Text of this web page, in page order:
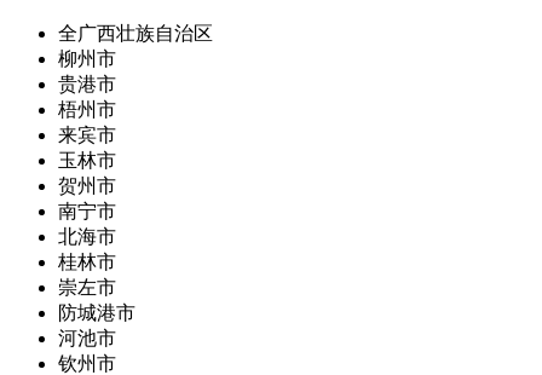
全广西壮族自治区
柳州市
贵港市
梧州市
来宾市
玉林市
贺州市
南宁市
北海市
桂林市
崇左市
防城港市
河池市
钦州市